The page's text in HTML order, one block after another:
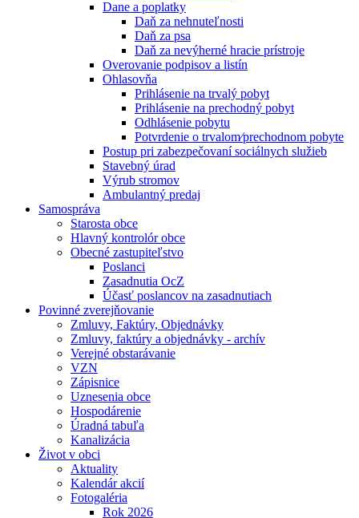
Dane a poplatky
Daň za nehnuteľnosti
Daň za psa
Daň za nevýherné hracie prístroje
Overovanie podpisov a listín
Ohlasovňa
Prihlásenie na trvalý pobyt
Prihlásenie na prechodný pobyt
Odhlásenie pobytu
Potvrdenie o trvalom⁄prechodnom pobyte
Postup pri zabezpečovaní sociálnych služieb
Stavebný úrad
Výrub stromov
Ambulantný predaj
Samospráva
Starosta obce
Hlavný kontrolór obce
Obecné zastupiteľstvo
Poslanci
Zasadnutia OcZ
Účasť poslancov na zasadnutiach
Povinné zverejňovanie
Zmluvy, Faktúry, Objednávky
Zmluvy, faktúry a objednávky - archív
Verejné obstarávanie
VZN
Zápisnice
Uznesenia obce
Hospodárenie
Úradná tabuľa
Kanalizácia
Život v obci
Aktuality
Kalendár akcií
Fotogaléria
Rok 2026